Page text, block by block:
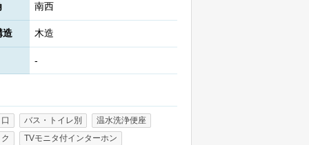
南西
造 木造
-
バス・トイレ別
温水洗浄便座
TVモニタ付インターホン